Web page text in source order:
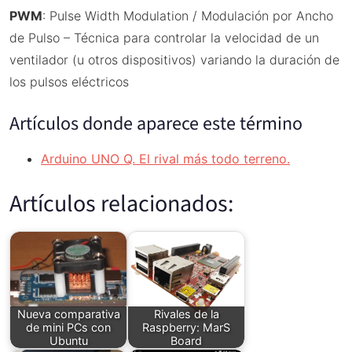
PWM: Pulse Width Modulation / Modulación por Ancho
de Pulso – Técnica para controlar la velocidad de un
ventilador (u otros dispositivos) variando la duración de
los pulsos eléctricos
Artículos donde aparece este término
Arduino UNO Q. El rival más todo terreno.
Artículos relacionados:
Nueva comparativa
de mini PCs con
Ubuntu
Rivales de la
Raspberry: MarS
Board